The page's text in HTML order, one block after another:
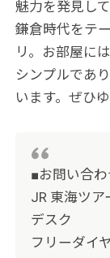
魅力を発見し
鎌倉時代をテ
リ。お部屋に
シンプルであ
います。ぜひ
■お問い合わ
JR 東海ツア
デスク
フリーダイ